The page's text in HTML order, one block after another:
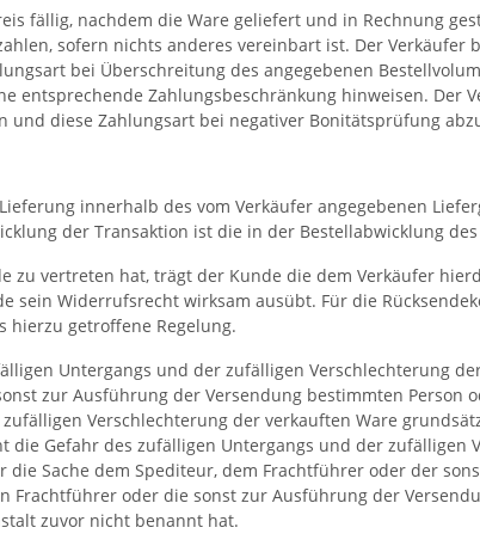
fällig, nachdem die Ware geliefert und in Rechnung
sofern nichts anderes vereinbart ist. Der
bei Überschreitung des angegebenen
entsprechende Zahlungsbeschränkung hinweisen. Der
diese Zahlungsart bei negativer Bonitätsprüfung
innerhalb des vom Verkäufer angegebenen
der Transaktion ist die in der Bestellabwicklung
zu vertreten hat, trägt der Kunde die dem Verkäufer
sein Widerrufsrecht wirksam ausübt. Für die
hierzu getroffene Regelung.
Untergangs und der zufälligen Verschlechterung
zur Ausführung der Versendung bestimmten Person
Verschlechterung der verkauften Ware
Gefahr des zufälligen Untergangs und der zufälligen
Sache dem Spediteur, dem Frachtführer oder der
Frachtführer oder die sonst zur Ausführung der
zuvor nicht benannt hat.